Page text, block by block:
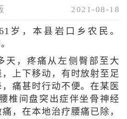
2021-08-18
岁，本县岩口乡农民。
天，疼痛从左侧臀部至大
上下移动，有时放射至足
痛甚时行动不便。在某医
椎间盘突出症伴坐骨神经
，在本地治疗腰痛已除，